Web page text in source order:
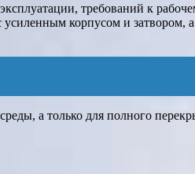
требований к
корпусом и затвором,
а только для полного